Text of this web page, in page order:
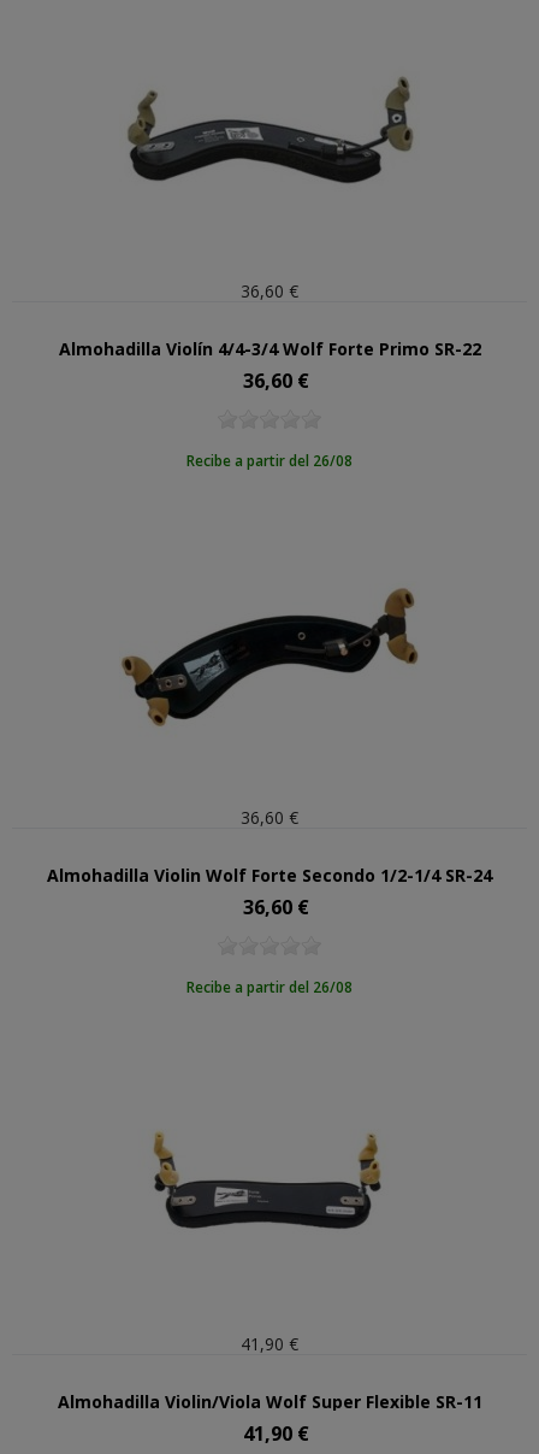
36,60 €
Almohadilla Violín 4/4-3/4 Wolf Forte Primo SR-22
Precio
36,60 €
Recibe a partir del 26/08
36,60 €
Almohadilla Violin Wolf Forte Secondo 1/2-1/4 SR-24
Precio
36,60 €
Recibe a partir del 26/08
41,90 €
Almohadilla Violin/Viola Wolf Super Flexible SR-11
Precio
41,90 €